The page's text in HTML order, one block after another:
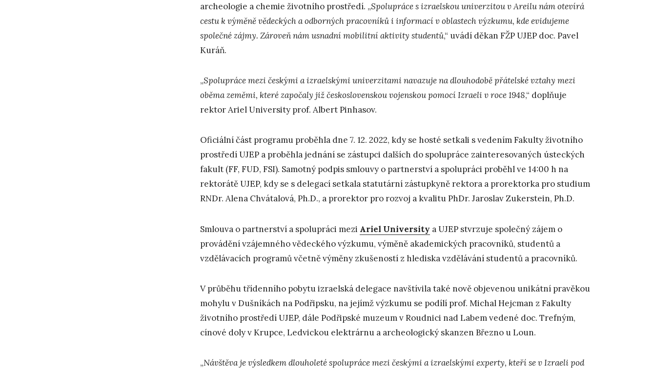
archeologie a chemie životního prostředí. „Spolupráce s izraelskou univerzitou v Areilu nám otevírá
cestu k výměně vědeckých a odborných pracovníků i informací v oblastech výzkumu, kde evidujeme
společné zájmy. Zároveň nám usnadní mobilitní aktivity studentů,“ uvádí děkan FŽP UJEP doc. Pavel
Kuráň.
„Spolupráce mezi českými a izraelskými univerzitami navazuje na dlouhodobě přátelské vztahy mezi
oběma zeměmi, které započaly již československou vojenskou pomocí Izraeli v roce 1948,“ doplňuje
rektor Ariel University prof. Albert Pinhasov.
Oficiální část programu proběhla dne 7. 12. 2022, kdy se hosté setkali s vedením Fakulty životního
prostředí UJEP a proběhla jednání se zástupci dalších do spolupráce zainteresovaných ústeckých
fakult (FF, FUD, FSI). Samotný podpis smlouvy o partnerství a spolupráci proběhl ve 14:00 h na
rektorátě UJEP, kdy se s delegací setkala statutární zástupkyně rektora a prorektorka pro studium
RNDr. Alena Chvátalová, Ph.D., a prorektor pro rozvoj a kvalitu PhDr. Jaroslav Zukerstein, Ph.D.
Smlouva o partnerství a spolupráci mezi Ariel University a UJEP stvrzuje společný zájem o
provádění vzájemného vědeckého výzkumu, výměně akademických pracovníků, studentů a
vzdělávacích programů včetně výměny zkušeností z hlediska vzdělávání studentů a pracovníků.
V průběhu třídenního pobytu izraelská delegace navštívila také nově objevenou unikátní pravěkou
mohylu v Dušníkách na Podřipsku, na jejímž výzkumu se podílí prof. Michal Hejcman z Fakulty
životního prostředí UJEP, dále Podřipské muzeum v Roudnici nad Labem vedené doc. Trefným,
cínové doly v Krupce, Ledvickou elektrárnu a archeologický skanzen Březno u Loun.
„Návštěva je výsledkem dlouholeté spolupráce mezi českými a izraelskými experty, kteří se v Izraeli pod